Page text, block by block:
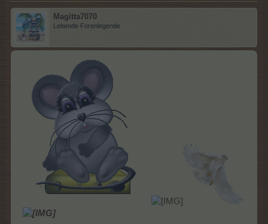
Magitta7070
Lebende Forenlegende